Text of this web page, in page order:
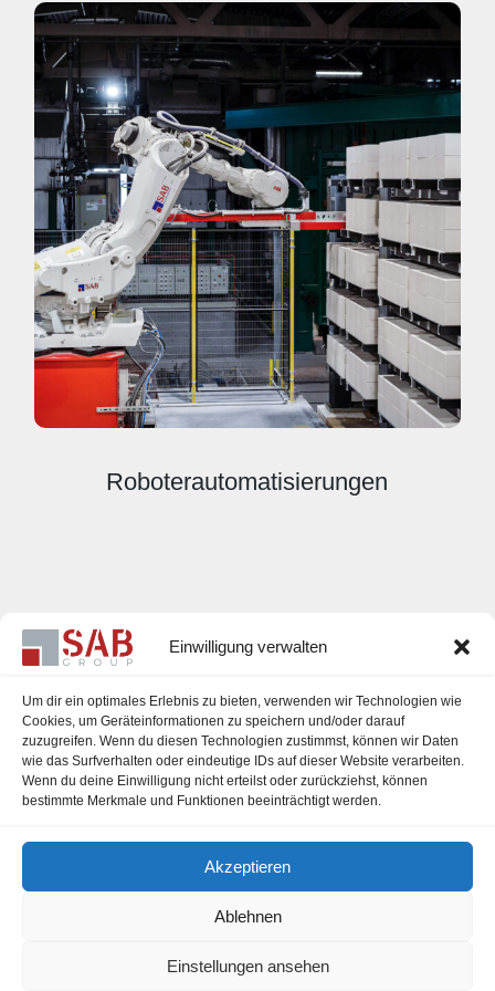
Einwilligung verwalten
Um dir ein optimales Erlebnis zu bieten, verwenden wir Technologien wie
Cookies, um Geräteinformationen zu speichern und/oder darauf
zuzugreifen. Wenn du diesen Technologien zustimmst, können wir Daten
wie das Surfverhalten oder eindeutige IDs auf dieser Website verarbeiten.
Wenn du deine Einwilligung nicht erteilst oder zurückziehst, können
bestimmte Merkmale und Funktionen beeinträchtigt werden.
Akzeptieren
Ablehnen
Einstellungen ansehen
Roboterautomatisierungen
Karriere
Impressum
Datenschutzerklärung
Cookie-Richtlinie (EU)
office@sab-group.com